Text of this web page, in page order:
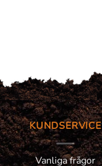
KUNDSERVICE
Vanliga frågor